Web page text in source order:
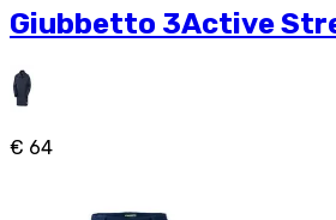
Giubbetto 3Active
€ 64